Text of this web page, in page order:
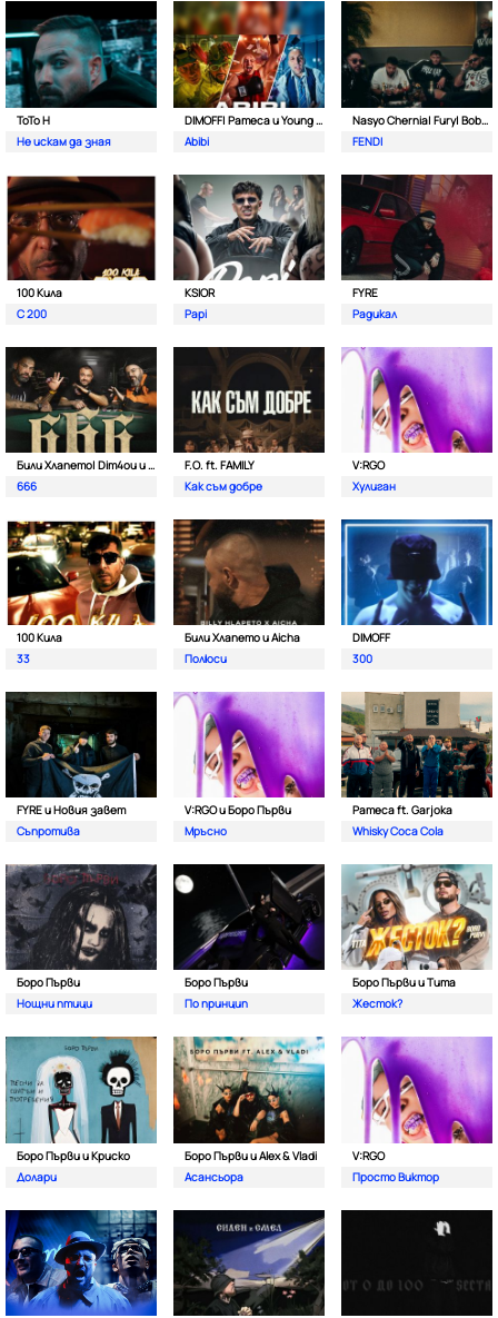
ToTo H
Не искам да зная
DIMOFF| Pameca и Young BB Young
Abibi
Nasyo Chernia| Fury| Bobo Armani| & N.A.S.I.
FENDI
100 Кила
С 200
KSIOR
Papi
FYRE
Радикал
Били Хлапето| Dim4ou и Garjoka
666
F.O. ft. FAMILY
Как съм добре
V:RGO
Хулиган
100 Кила
33
Били Хлапето и Aicha
Полюси
DIMOFF
300
FYRE и Новия завет
Съпротива
V:RGO и Боро Първи
Мръсно
Pameca ft. Garjoka
Whisky Coca Cola
Боро Първи
Нощни птици
Боро Първи
По принцип
Боро Първи и Тита
Жесток?
Боро Първи и Криско
Долари
Боро Първи и Alex & Vladi
Асансьора
V:RGO
Просто Виктор